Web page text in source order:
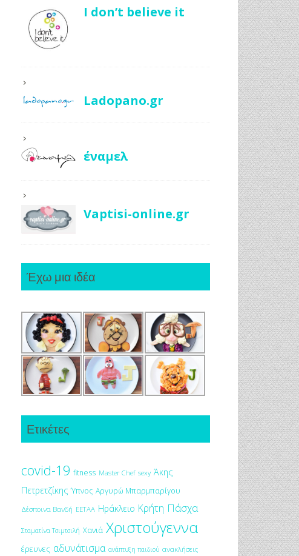
I don’t believe it
Ladopano.gr
έναμελ
Vaptisi-online.gr
Έχω μια ιδέα
Ετικέτες
covid-19 fitness Master Chef sexy Άκης
Πετρετζίκης Ύπνος Αργυρώ Μπαρμπαρίγου
Δέσποινα Βανδή ΕΕΤΑΑ Ηράκλειο Κρήτη Πάσχα
Σταματίνα Τσιμτσιλή Χανιά Χριστούγεννα
έρευνες αδυνάτισμα ανάπτυξη παιδιού ανακλήσεις